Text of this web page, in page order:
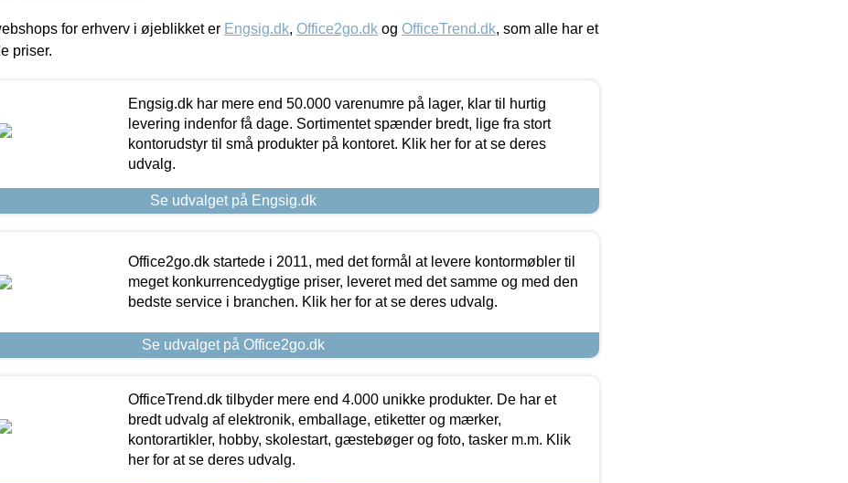
for erhverv i øjeblikket er Engsig.dk, Office2go.dk og OfficeTrend.dk, som alle har et
priser.
Engsig.dk har mere end 50.000 varenumre på lager, klar til hurtig
levering indenfor få dage. Sortimentet spænder bredt, lige fra stort
kontorudstyr til små produkter på kontoret. Klik her for at se deres
udvalg.
Se udvalget på Engsig.dk
Office2go.dk startede i 2011, med det formål at levere kontormøbler til
meget konkurrencedygtige priser, leveret med det samme og med den
bedste service i branchen. Klik her for at se deres udvalg.
Se udvalget på Office2go.dk
OfficeTrend.dk tilbyder mere end 4.000 unikke produkter. De har et
bredt udvalg af elektronik, emballage, etiketter og mærker,
kontorartikler, hobby, skolestart, gæstebøger og foto, tasker m.m. Klik
her for at se deres udvalg.